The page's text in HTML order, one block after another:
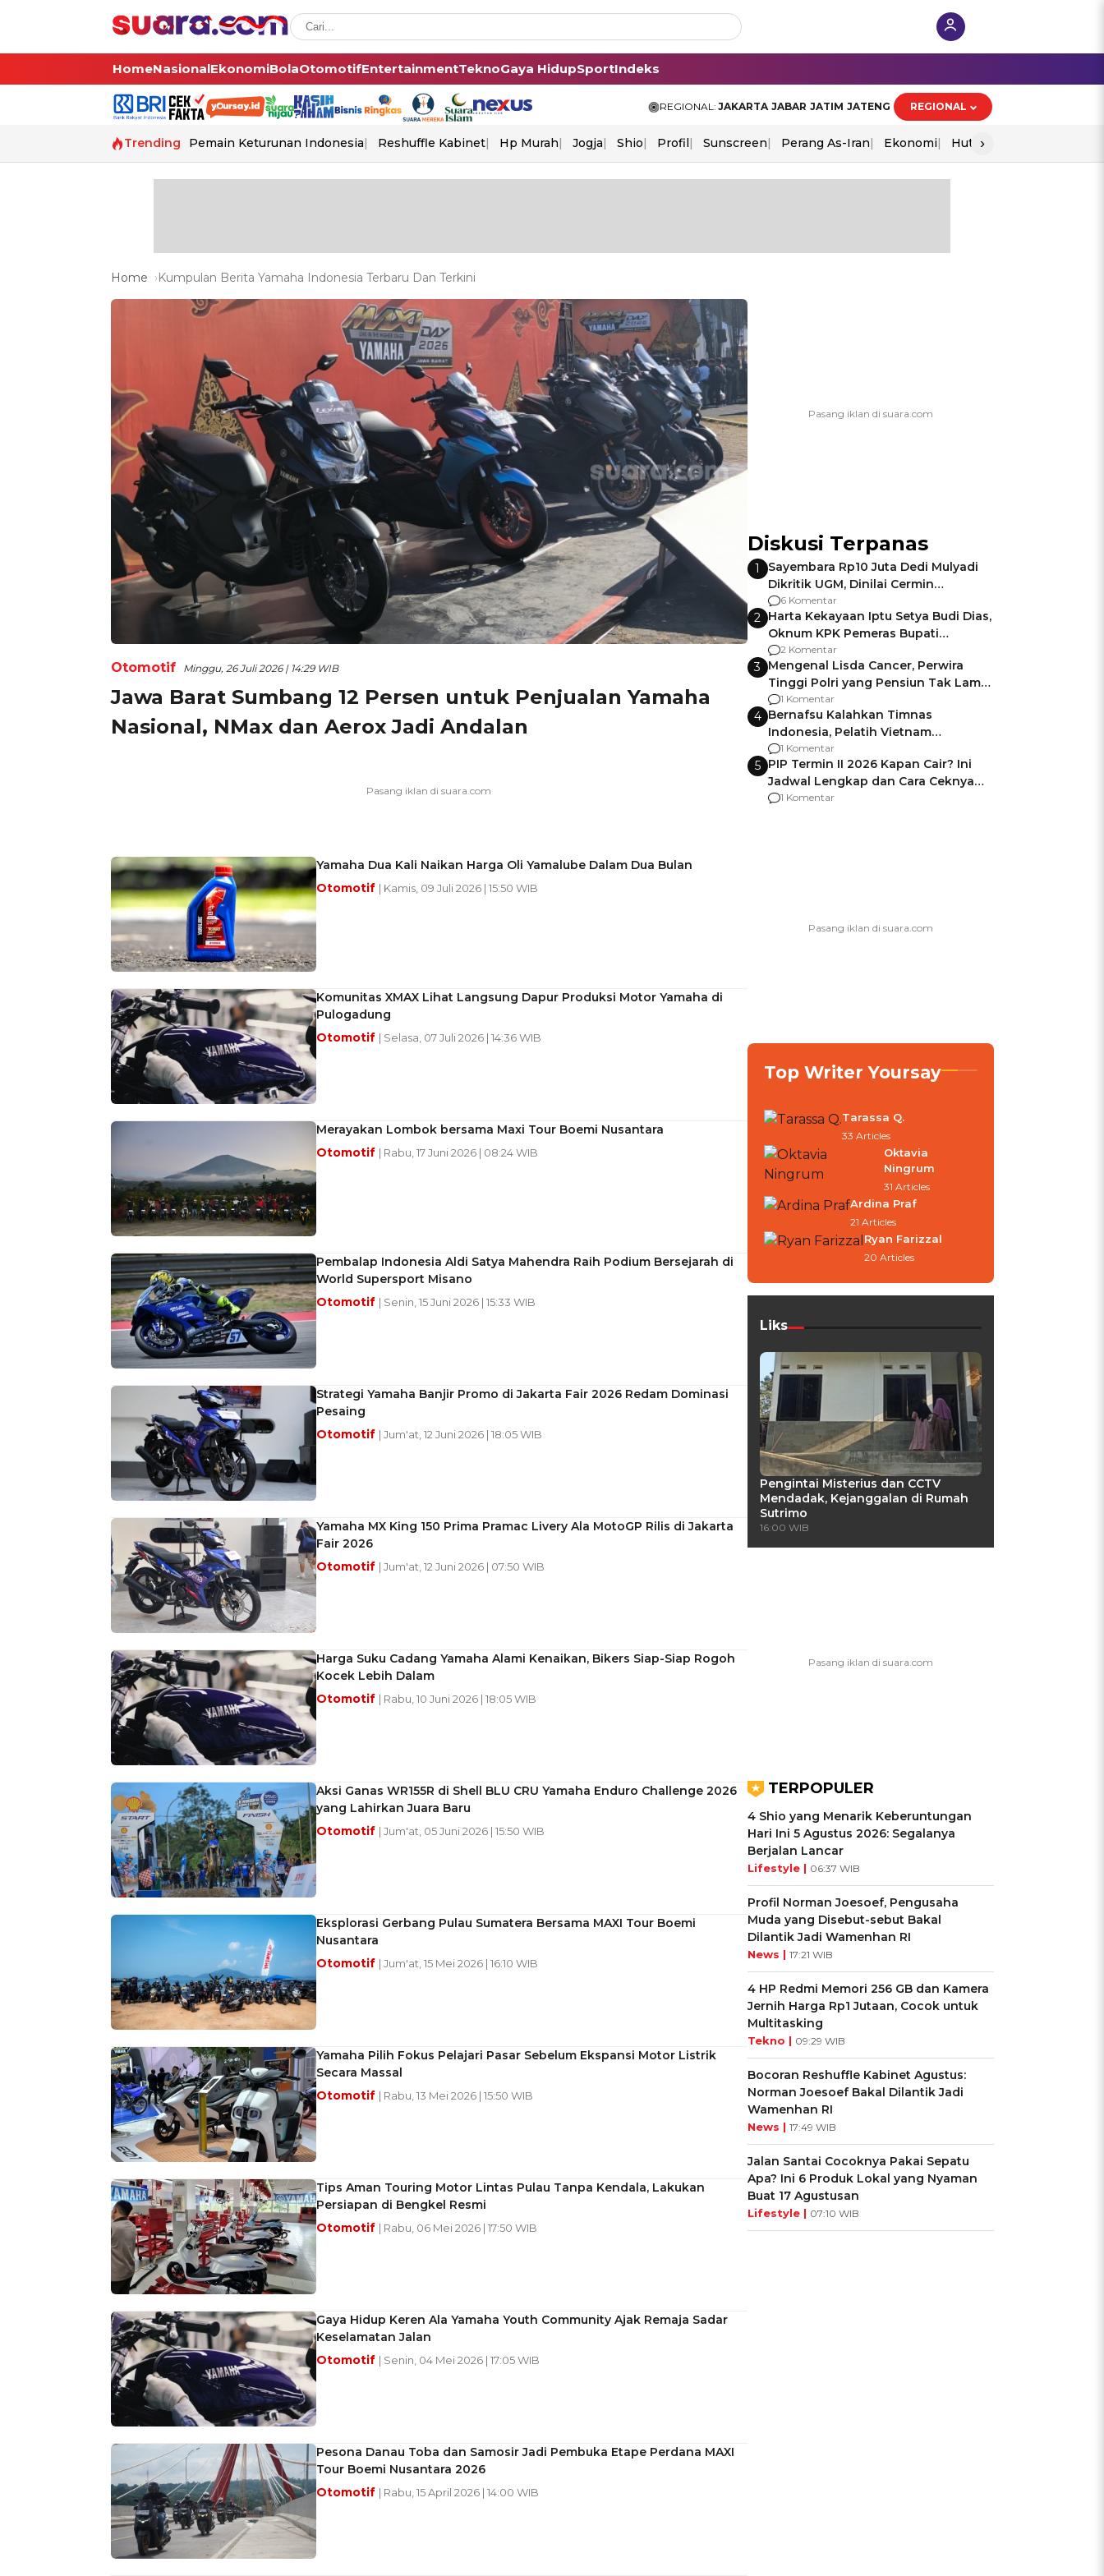
HomeNasionalEkonomiBolaOtomotifEntertainmentTeknoGaya HidupSportIndeks
REGIONAL: JAKARTA JABAR JATIM JATENG REGIONAL
Trending Pemain Keturunan Indonesia Reshuffle Kabinet Hp Murah Jogja Shio Profil Sunscreen Perang As-Iran Ekonomi Hut Ri
›
Home Kumpulan Berita Yamaha Indonesia Terbaru Dan Terkini
Otomotif Minggu, 26 Juli 2026 | 14:29 WIB
Jawa Barat Sumbang 12 Persen untuk Penjualan Yamaha
Nasional, NMax dan Aerox Jadi Andalan
Yamaha Dua Kali Naikan Harga Oli Yamalube Dalam Dua Bulan
Otomotif | Kamis, 09 Juli 2026 | 15:50 WIB
Komunitas XMAX Lihat Langsung Dapur Produksi Motor Yamaha di
Pulogadung
Otomotif | Selasa, 07 Juli 2026 | 14:36 WIB
Merayakan Lombok bersama Maxi Tour Boemi Nusantara
Otomotif | Rabu, 17 Juni 2026 | 08:24 WIB
Pembalap Indonesia Aldi Satya Mahendra Raih Podium Bersejarah di
World Supersport Misano
Otomotif | Senin, 15 Juni 2026 | 15:33 WIB
Strategi Yamaha Banjir Promo di Jakarta Fair 2026 Redam Dominasi
Pesaing
Otomotif | Jum'at, 12 Juni 2026 | 18:05 WIB
Yamaha MX King 150 Prima Pramac Livery Ala MotoGP Rilis di Jakarta
Fair 2026
Otomotif | Jum'at, 12 Juni 2026 | 07:50 WIB
Harga Suku Cadang Yamaha Alami Kenaikan, Bikers Siap-Siap Rogoh
Kocek Lebih Dalam
Otomotif | Rabu, 10 Juni 2026 | 18:05 WIB
Aksi Ganas WR155R di Shell BLU CRU Yamaha Enduro Challenge 2026
yang Lahirkan Juara Baru
Otomotif | Jum'at, 05 Juni 2026 | 15:50 WIB
Eksplorasi Gerbang Pulau Sumatera Bersama MAXI Tour Boemi
Nusantara
Otomotif | Jum'at, 15 Mei 2026 | 16:10 WIB
Yamaha Pilih Fokus Pelajari Pasar Sebelum Ekspansi Motor Listrik
Secara Massal
Otomotif | Rabu, 13 Mei 2026 | 15:50 WIB
Tips Aman Touring Motor Lintas Pulau Tanpa Kendala, Lakukan
Persiapan di Bengkel Resmi
Otomotif | Rabu, 06 Mei 2026 | 17:50 WIB
Gaya Hidup Keren Ala Yamaha Youth Community Ajak Remaja Sadar
Keselamatan Jalan
Otomotif | Senin, 04 Mei 2026 | 17:05 WIB
Pesona Danau Toba dan Samosir Jadi Pembuka Etape Perdana MAXI
Tour Boemi Nusantara 2026
Otomotif | Rabu, 15 April 2026 | 14:00 WIB
Diskusi Terpanas
1
Sayembara Rp10 Juta Dedi Mulyadi
Dikritik UGM, Dinilai Cermin
Gagalnya Negara Jamin Keamanan
6 Komentar
2 Harta Kekayaan Iptu Setya Budi Dias,
Oknum KPK Pemeras Bupati
Pemalang
2 Komentar
3 Mengenal Lisda Cancer, Perwira
Tinggi Polri yang Pensiun Tak Lama
Usai Jadi Brigjen
1 Komentar
4 Bernafsu Kalahkan Timnas
Indonesia, Pelatih Vietnam
Berencana Pakai Jimat di Pakansari
1 Komentar
5 PIP Termin II 2026 Kapan Cair? Ini
Jadwal Lengkap dan Cara Ceknya
agar Dana Tidak Hangus!
1 Komentar
Top Writer Yoursay
Tarassa Q.
33 Articles
Oktavia
Ningrum
31 Articles
Ardina Praf
21 Articles
Ryan Farizzal
20 Articles
Liks
Pengintai Misterius dan CCTV
Mendadak, Kejanggalan di Rumah
Sutrimo
16:00 WIB
TERPOPULER
4 Shio yang Menarik Keberuntungan
Hari Ini 5 Agustus 2026: Segalanya
Berjalan Lancar
Lifestyle | 06:37 WIB
Profil Norman Joesoef, Pengusaha
Muda yang Disebut-sebut Bakal
Dilantik Jadi Wamenhan RI
News | 17:21 WIB
4 HP Redmi Memori 256 GB dan Kamera
Jernih Harga Rp1 Jutaan, Cocok untuk
Multitasking
Tekno | 09:29 WIB
Bocoran Reshuffle Kabinet Agustus:
Norman Joesoef Bakal Dilantik Jadi
Wamenhan RI
News | 17:49 WIB
Jalan Santai Cocoknya Pakai Sepatu
Apa? Ini 6 Produk Lokal yang Nyaman
Buat 17 Agustusan
Lifestyle | 07:10 WIB